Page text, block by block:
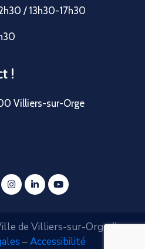
/ 13h30-17h30
!
Villiers-sur-Orge
de Villiers-sur-Orge //
–Accessibilité